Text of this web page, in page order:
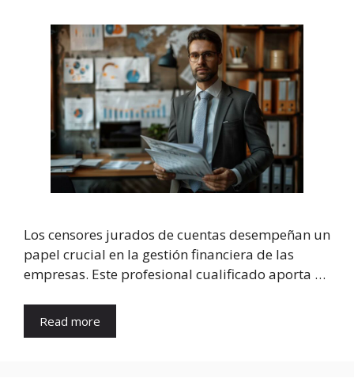
Los censores jurados de cuentas desempeñan un
papel crucial en la gestión financiera de las
empresas. Este profesional cualificado aporta …
Read more